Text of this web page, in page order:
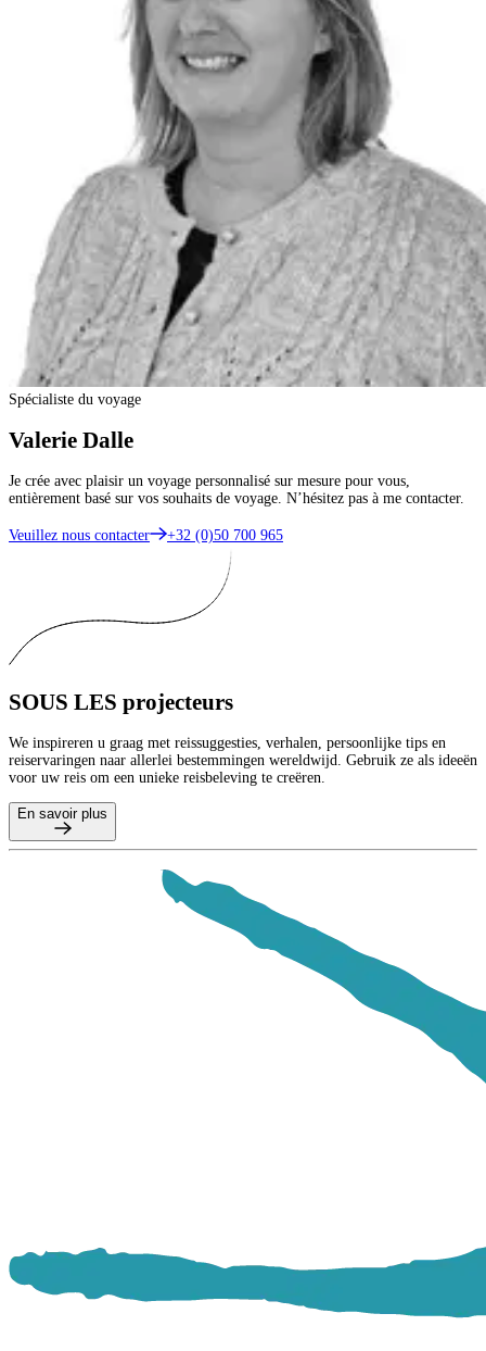
Spécialiste du voyage
Valerie Dalle
Je crée avec plaisir un voyage personnalisé sur mesure pour vous,
entièrement basé sur vos souhaits de voyage. N’hésitez pas à me contacter.
Veuillez nous contacter +32 (0)50 700 965
SOUS LES projecteurs
We inspireren u graag met reissuggesties, verhalen, persoonlijke tips en
reiservaringen naar allerlei bestemmingen wereldwijd. Gebruik ze als ideeën
voor uw reis om een unieke reisbeleving te creëren.
En savoir plus